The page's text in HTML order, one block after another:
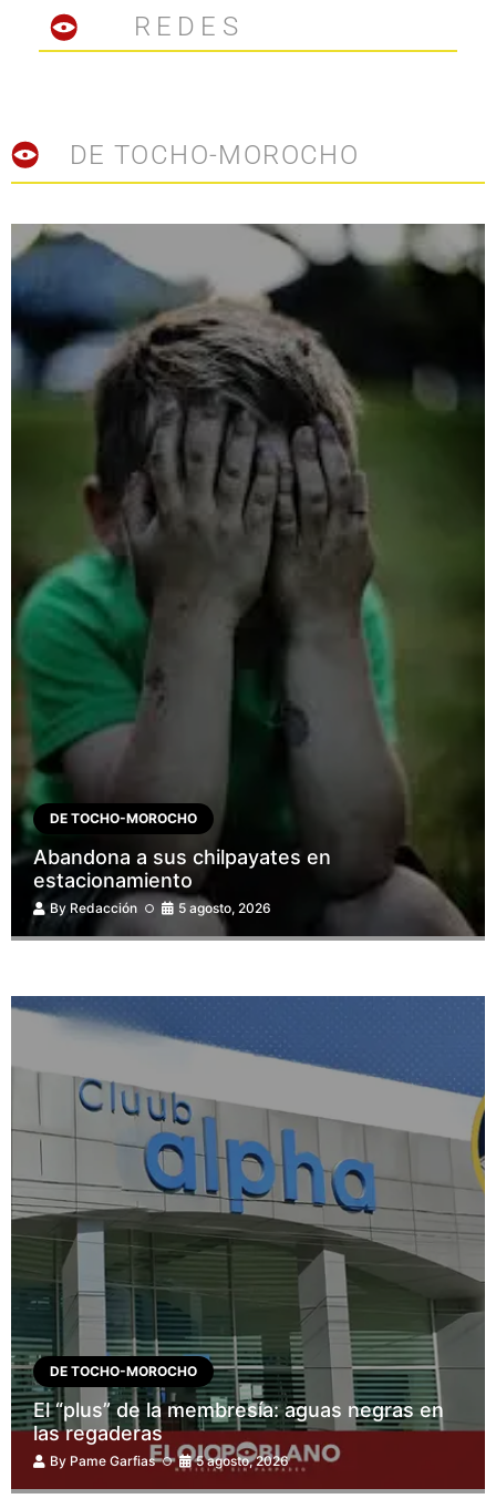
REDES
DE TOCHO-MOROCHO
DE TOCHO-MOROCHO
Abandona a sus chilpayates en
estacionamiento
By Redacción 5 agosto, 2026
DE TOCHO-MOROCHO
El “plus” de la membresía: aguas negras en
las regaderas
By Pame Garfias 5 agosto, 2026